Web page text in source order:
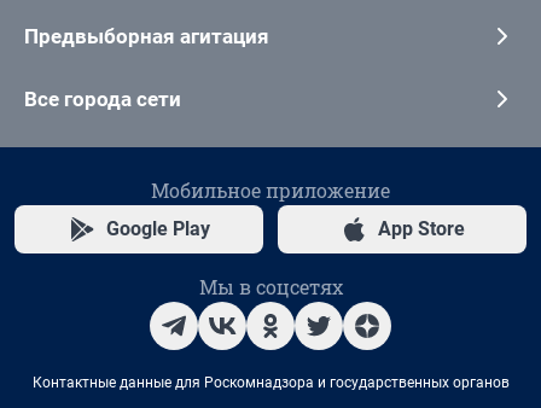
Предвыборная агитация
Все города сети
Мобильное приложение
Google Play App Store
Мы в соцсетях
Контактные данные для Роскомнадзора и государственных органов